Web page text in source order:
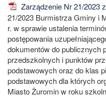
Zarządzenie Nr 21/2023
21/2023 Burmistrza Gminy i
r. w sprawie ustalenia
postępowania
dokumentów do publicznych
przedszkolnych i punktów
podstawowych oraz do klas
podstawowych dla których
Miasto Żuromin w roku